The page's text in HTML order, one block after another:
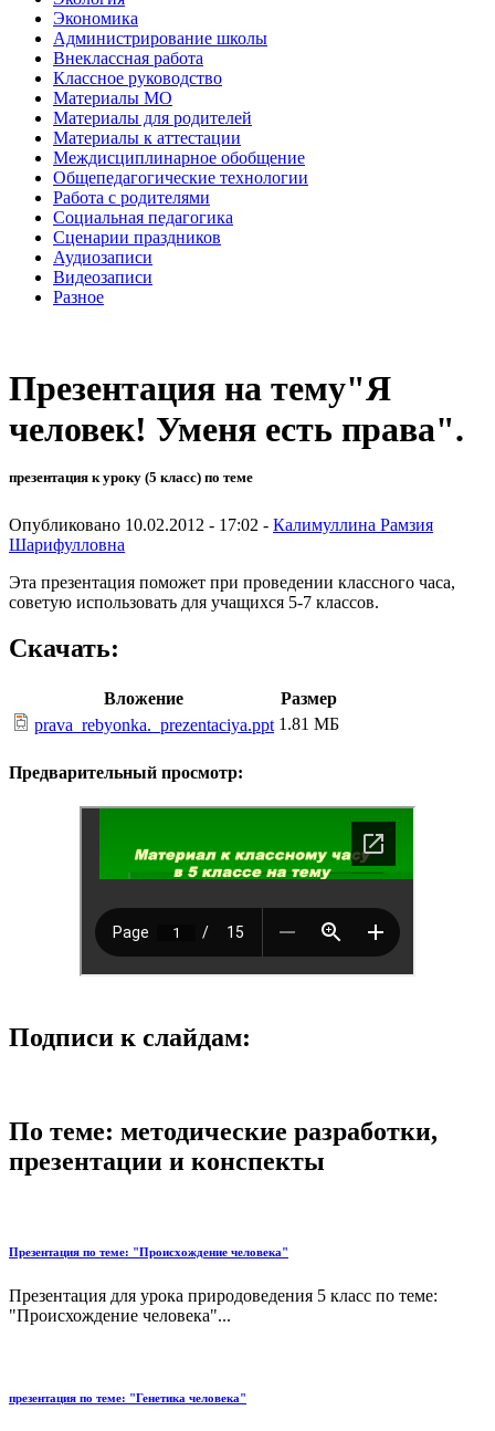
Экономика
Администрирование школы
Внеклассная работа
Классное руководство
Материалы МО
Материалы для родителей
Материалы к аттестации
Междисциплинарное обобщение
Общепедагогические технологии
Работа с родителями
Социальная педагогика
Сценарии праздников
Аудиозаписи
Видеозаписи
Разное
Презентация на тему"Я
человек! Уменя есть права".
презентация к уроку (5 класс) по теме
Опубликовано 10.02.2012 - 17:02 - Калимуллина Рамзия
Шарифулловна
Эта презентация поможет при проведении классного часа,
советую использовать для учащихся 5-7 классов.
Скачать:
Вложение
Размер
prava_rebyonka._prezentaciya.ppt 1.81 МБ
Предварительный просмотр:
Подписи к слайдам:
По теме: методические разработки,
презентации и конспекты
Презентация по теме: "Происхождение человека"
Презентация для урока природоведения 5 класс по теме:
"Происхождение человека"...
презентация по теме: "Генетика человека"